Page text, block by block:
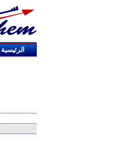
الرئيسية